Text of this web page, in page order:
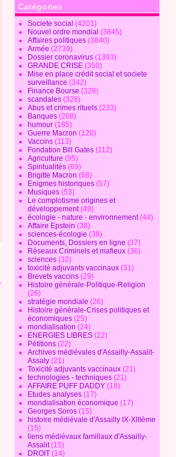
Catégories
Societe social (4201)
Nouvel ordre mondial (3845)
Affaires politiques (3840)
Armée (2739)
Dossier coronavirus (1393)
GRANDE CRISE (350)
Mise en place crédit social et societe
surveillance (342)
Finance Bourse (328)
scandales (328)
Abus et crimes rituels (233)
Banques (208)
humour (185)
Guerre Macron (120)
Vaccins (113)
Fondation Bill Gates (112)
Agriculture (95)
Spiritualités (69)
Brigitte Macron (68)
Enigmes historiques (57)
Musiques (53)
Le complotisme origines et
développement(49)
écologie - nature - environnement(44)
Affaire Epstein (38)
sciences-écologie (38)
Documents, Dossiers en ligne (37)
Réseaux Criminels et mafieux (36)
sciences (32)
toxicité adjuvants vaccinaux (31)
Brevets vaccins (29)
Histoire générale-Politique-Religion
(26)
stratégie mondiale (26)
Histoire générale-Crises politiques et
économiques (25)
mondialisation (24)
ENERGIES LIBRES (22)
Pétitions (22)
Archives médiévales d'Assailly-Assalit-
Assaly (21)
Toxicité adjuvants vaccinaux (21)
technologies - techniques (21)
AFFAIRE PUFF DADDY (18)
Etudes analyses (17)
mondialisation économique (17)
Georges Soros (15)
histoire médiévale d'Assailly IX-XIIIème
(15)
liens médiévaux famillaux d'Assailly-
Assalit(15)
DROIT (14)